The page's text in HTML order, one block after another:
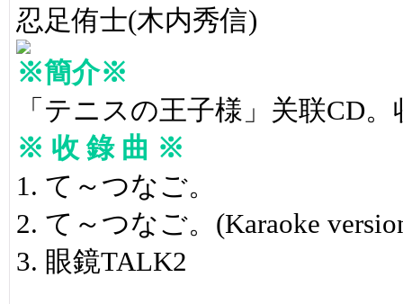
忍足侑士(木内秀信)
※簡介※
「テニスの王子様」关联CD
※ 收 錄 曲 ※
1. て～つなご。
2. て～つなご。(Karaoke
3. 眼鏡TALK2